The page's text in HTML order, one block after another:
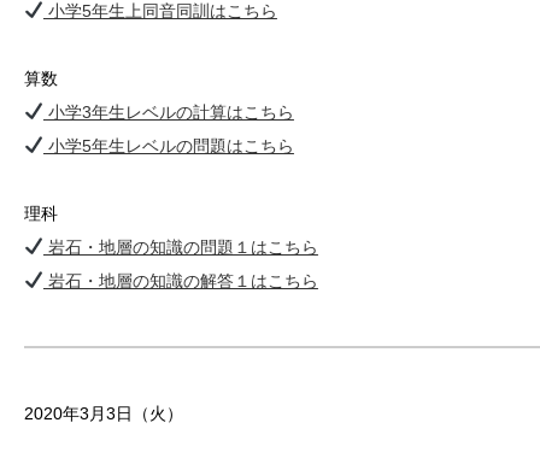
小学5年生上同音同訓はこちら
算数
小学3年生レベルの計算はこちら
小学5年生レベルの問題はこちら
理科
岩石・地層の知識の問題１はこちら
岩石・地層の知識の解答１はこちら
2020年3月3日（火）